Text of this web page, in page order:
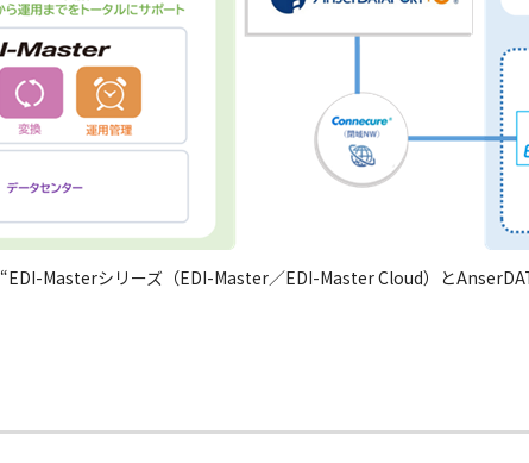
“EDI-Masterシリーズ（EDI-Master／EDI-Master Cloud）と